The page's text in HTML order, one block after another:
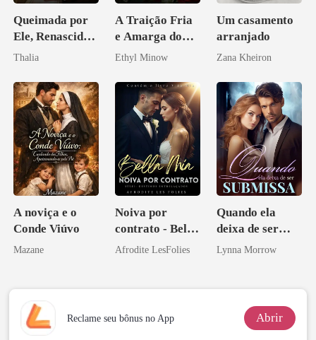
Queimada por
Ele, Renascida
como Estrela
Thalia
A Traição Fria
e Amarga do
Bilionário
Ethyl Minow
Um casamento
arranjado
Zana Kheiron
A noviça e o
Conde Viúvo
Mazane
Noiva por
contrato - Bella
Mia
Afrodite LesFolies
Quando ela
deixa de ser
submissa
Lynna Morrow
Reclame seu bônus no App Abrir